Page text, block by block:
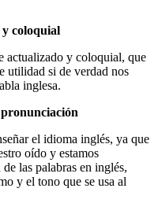
coloquial
actualizado y coloquial, que
utilidad si de verdad nos
inglesa.
el idioma inglés, ya que
oído y estamos
las palabras en inglés,
y el tono que se usa al